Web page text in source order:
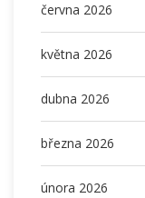
června 2026
května 2026
dubna 2026
března 2026
února 2026